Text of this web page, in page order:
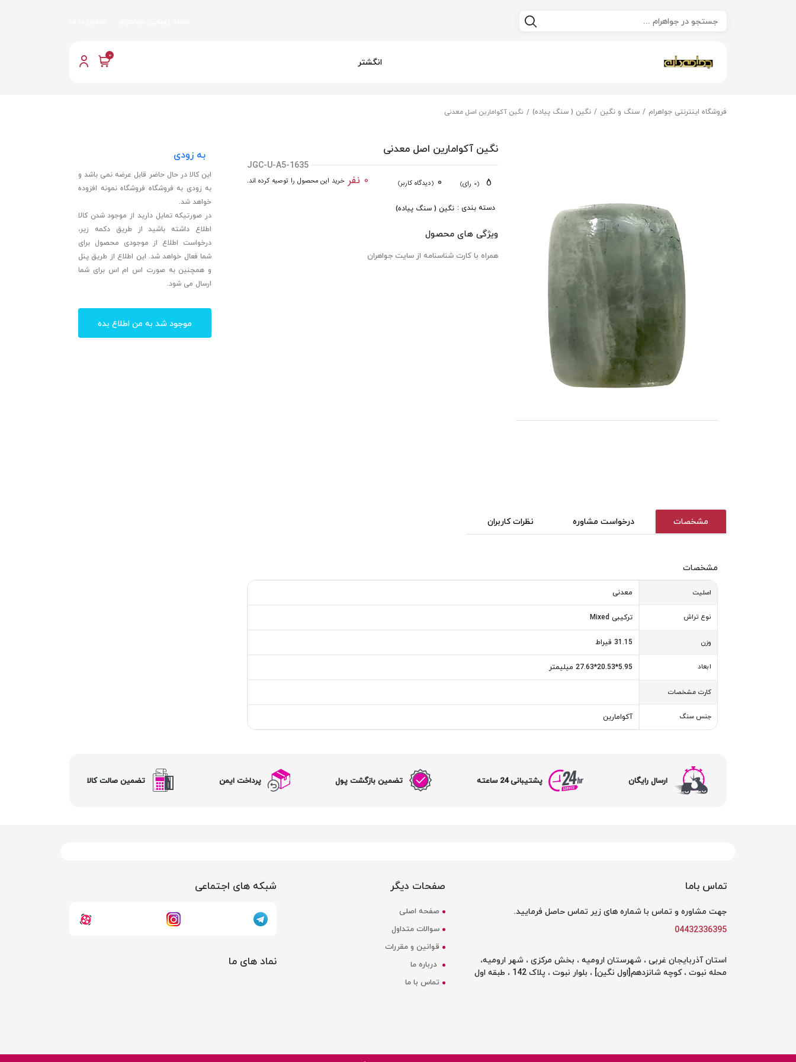
انگشتر 0
فروشگاه اینترنتی جواهرام سنگ و نگین نگین ( سنگ پیاده) نگین آکوامارین اصل معدنی
نگین آکوامارین اصل معدنی
JGC-U-A5-1635
(0 رای) 0 (دیدگاه کاربر) 0 نفر خرید این محصول را توصیه کرده اند.
دسته بندی : نگین ( سنگ پیاده)
ویژگی های محصول
همراه با کارت شناسنامه از سایت جواهران
مشخصات درخواست مشاوره نظرات کاربران
مشخصات
اصلیت معدنی
نوع تراش ترکیبی Mixed
وزن 31.15 قیراط
ابعاد 5.95*20.53*27.63 میلیمتر
کارت مشخصات
جنس سنگ آکوامارین
به زودی
این کالا در حال حاضر قابل عرضه نمی باشد و
به زودی به فروشگاه فروشگاه نمونه افزوده
خواهد شد.
در صورتیکه تمایل دارید از موجود شدن کالا
اطلاع داشته باشید از طریق دکمه زیر،
درخواست اطلاع از موجودی محصول برای
شما فعال خواهد شد. این اطلاع از طریق پنل
و همچنین به صورت اس ام اس برای شما
ارسال می شود.
موجود شد به من اطلاع بده
ارسال رایگان پشتیبانی 24 ساعته تضمین بازگشت پول پرداخت ایمن تضمین صالت کالا
تماس باما
جهت مشاوره و تماس با شماره های زیر تماس حاصل فرمایید.
04432336395
استان آذربایجان غربی ، شهرستان ارومیه ، بخش مرکزی ، شهر ارومیه،
محله نبوت ، کوچه شانزدهم[اول نگین] ، بلوار نبوت ، پلاک 142 ، طبقه اول
صفحات دیگر
صفحه اصلی
سوالات متداول
قوانین و مقررات
درباره ما
تماس با ما
شبکه های اجتماعی
نماد های ما